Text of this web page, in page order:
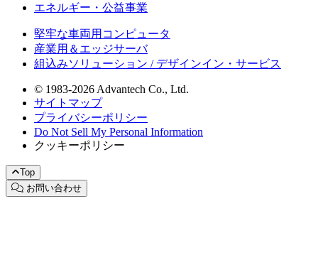
エネルギー・公益事業
堅牢な車両用コンピュータ
産業用＆エッジサーバ
組込みソリューション / デザインイン・サービス
© 1983-2026 Advantech Co., Ltd.
サイトマップ
プライバシーポリシー
Do Not Sell My Personal Information
クッキーポリシー
Top
お問い合わせ